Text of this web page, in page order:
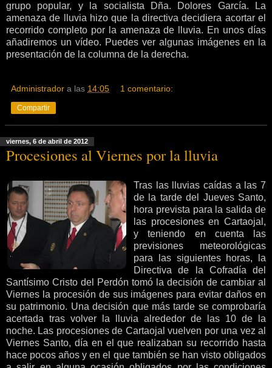
grupo popular, y la socialista Dña. Dolores García. La
amenaza de lluvia hizo que la directiva decidiera acortar el
recorrido completo por la amenaza de lluvia. En unos días
añadiremos un vídeo. Puedes ver algunas imágenes en la
presentación de la columna de la derecha.
Administrador a las 14:05 1 comentario:
Compartir
viernes, 6 de abril de 2012
Procesiones al Viernes por la lluvia
Tras las lluvias caídas a las 7
de la tarde del Jueves Santo,
hora prevista para la salida de
las procesiones en Cartaojal,
y teniendo en cuenta las
previsiones meteorológicas
para las siguientes horas, la
Directiva de la Cofradía del
Santísimo Cristo del Perdón tomó la decisión de cambiar al
Viernes la procesión de sus imágenes para evitar daños en
su patrimonio. Una decisión que más tarde se comprobaría
acertada tras volver la lluvia alrededor de las 10 de la
noche. Las procesiones de Cartaojal vuelven por una vez al
Viernes Santo, día en el que realizaban su recorrido hasta
hace pocos años y en el que también se han visto obligados